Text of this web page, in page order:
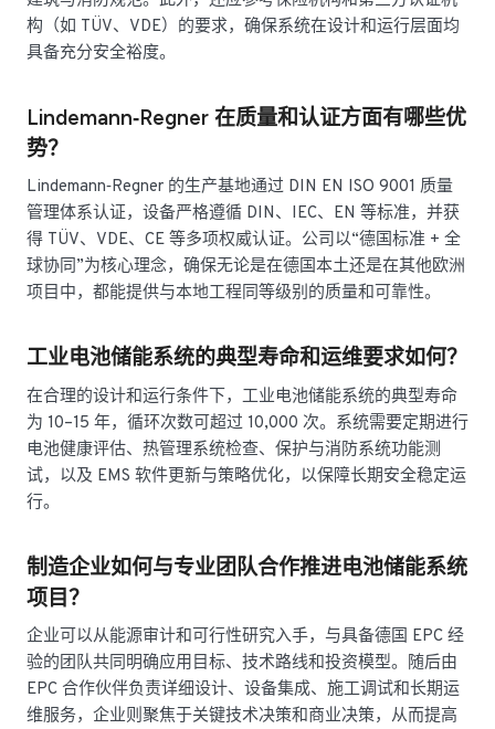
构（如 TÜV、VDE）的要求，确保系统在设计和运行层面均
具备充分安全裕度。
Lindemann‑Regner 在质量和认证方面有哪些优
势？
Lindemann‑Regner 的生产基地通过 DIN EN ISO 9001 质量
管理体系认证，设备严格遵循 DIN、IEC、EN 等标准，并获
得 TÜV、VDE、CE 等多项权威认证。公司以“德国标准 + 全
球协同”为核心理念，确保无论是在德国本土还是在其他欧洲
项目中，都能提供与本地工程同等级别的质量和可靠性。
工业电池储能系统的典型寿命和运维要求如何？
在合理的设计和运行条件下，工业电池储能系统的典型寿命
为 10–15 年，循环次数可超过 10,000 次。系统需要定期进行
电池健康评估、热管理系统检查、保护与消防系统功能测
试，以及 EMS 软件更新与策略优化，以保障长期安全稳定运
行。
制造企业如何与专业团队合作推进电池储能系统
项目？
企业可以从能源审计和可行性研究入手，与具备德国 EPC 经
验的团队共同明确应用目标、技术路线和投资模型。随后由
EPC 合作伙伴负责详细设计、设备集成、施工调试和长期运
维服务，企业则聚焦于关键技术决策和商业决策，从而提高